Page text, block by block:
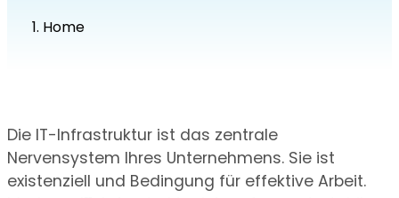
Home
Die IT-Infrastruktur ist das zentrale
Nervensystem Ihres Unternehmens. Sie ist
existenziell und Bedingung für effektive Arbeit.